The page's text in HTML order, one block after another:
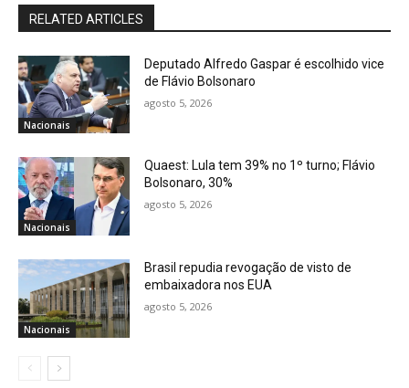
RELATED ARTICLES
Nacionais
Deputado Alfredo Gaspar é escolhido vice
de Flávio Bolsonaro
agosto 5, 2026
Nacionais
Quaest: Lula tem 39% no 1º turno; Flávio
Bolsonaro, 30%
agosto 5, 2026
Nacionais
Brasil repudia revogação de visto de
embaixadora nos EUA
agosto 5, 2026